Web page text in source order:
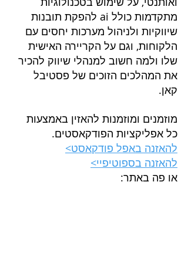
מתקדמות כולל ai להפקת תובנות
שיווקיות ולניהול מערכות יחסים עם
הלקוחות, וגם על הקריירה האישית
שלו ולמה חשוב למנהלי שיווק להכיר
את המהלכים הזוכים של פסטיבל
קאן.
מוזמנים ומוזמנות להאזין באמצעות
כל אפליקציות הפודקאסטים.
להאזנה באפל פודקאסט>
להאזנה בספוטיפיי>
או פה באתר: